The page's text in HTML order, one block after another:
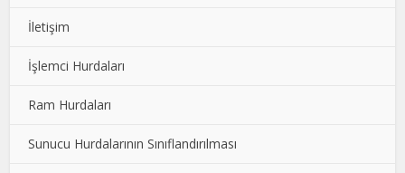
İletişim
İşlemci Hurdaları
Ram Hurdaları
Sunucu Hurdalarının Sınıflandırılması